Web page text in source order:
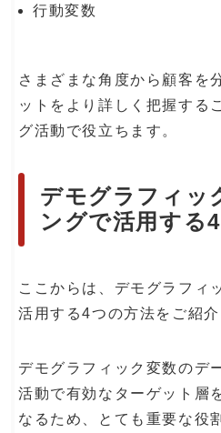
行動変数
さまざまな角度から顧客を
ットをより詳しく把握する
グ活動で役立ちます。
デモグラフィッ
ングで活用する
ここからは、デモグラフィ
活用する4つの方法をご紹介
デモグラフィック変数のデ
活動で有効なターゲット層
なるため、とても重要な役